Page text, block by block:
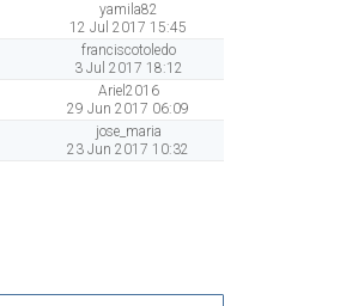
yamila82
12 Jul 2017 15:45
franciscotoledo
3 Jul 2017 18:12
Ariel2016
29 Jun 2017 06:09
jose_maria
23 Jun 2017 10:32